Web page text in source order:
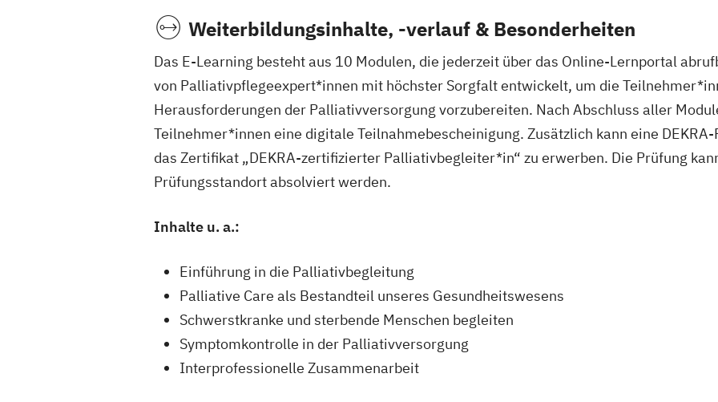
Weiterbildungsinhalte, -verlauf & Besonderheiten
Das E-Learning besteht aus 10 Modulen, die jederzeit über das Online-Lernportal
von Palliativpflegeexpert*innen mit höchster Sorgfalt entwickelt, um die
Herausforderungen der Palliativversorgung vorzubereiten. Nach Abschluss aller
Teilnehmer*innen eine digitale Teilnahmebescheinigung. Zusätzlich kann eine
das Zertifikat „DEKRA-zertifizierter Palliativbegleiter*in“ zu erwerben. Die Prüfung
Prüfungsstandort absolviert werden.
Inhalte u. a.:
Einführung in die Palliativbegleitung
Palliative Care als Bestandteil unseres Gesundheitswesens
Schwerstkranke und sterbende Menschen begleiten
Symptomkontrolle in der Palliativversorgung
Interprofessionelle Zusammenarbeit